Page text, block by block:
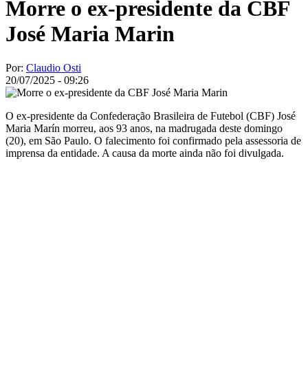
Morre o ex-presidente da CBF
José Maria Marin
Por: Claudio Osti
20/07/2025 - 09:26
O ex-presidente da Confederação Brasileira de Futebol (CBF) José
Maria Marín morreu, aos 93 anos, na madrugada deste domingo
(20), em São Paulo. O falecimento foi confirmado pela assessoria de
imprensa da entidade. A causa da morte ainda não foi divulgada.